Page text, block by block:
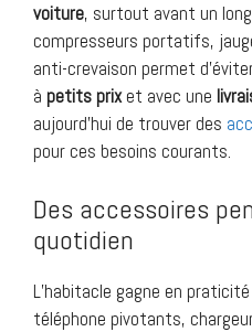
voiture, surtout avant un
compresseurs portatifs,
anti-crevaison permet
à petits prixet avec une
aujourd’hui de trouver des
pour ces besoins courants.
Des accessoires
quotidien
L’habitacle gagne en
téléphone pivotants,